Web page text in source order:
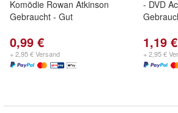
Komödie Rowan Atkinson
Gebraucht - Gut
0,99 €
+ 2,95 € Versand
- DVD
1,19 €
+ 2,95 €